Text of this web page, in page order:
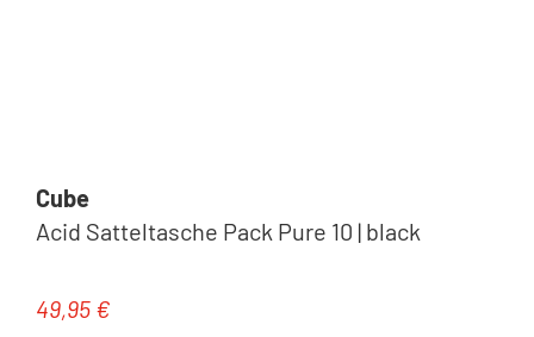
Cube
Acid Satteltasche Pack Pure 10 | black
Regulärer Preis:
49,95 €